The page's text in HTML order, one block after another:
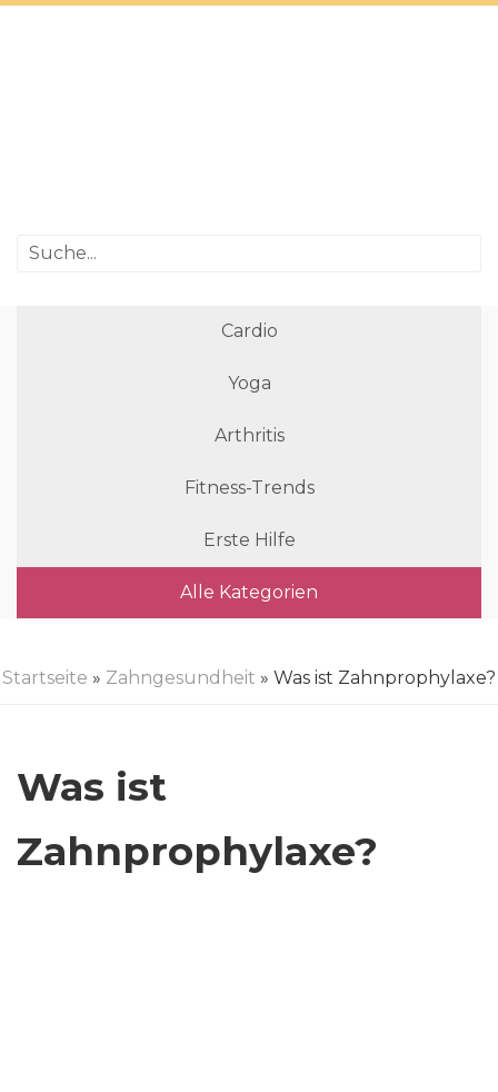
Cardio
Yoga
Arthritis
Fitness-Trends
Erste Hilfe
Alle Kategorien
Startseite » Zahngesundheit » Was ist Zahnprophylaxe?
Was ist
Zahnprophylaxe?